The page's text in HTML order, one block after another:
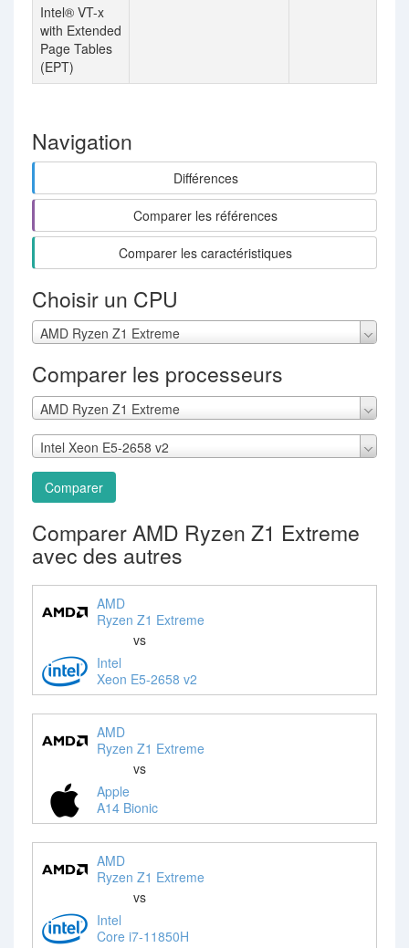
Intel® VT-x
with Extended
Page Tables
(EPT)
Navigation
Différences
Comparer les références
Comparer les caractéristiques
Choisir un CPU
AMD Ryzen Z1 Extreme
Comparer les processeurs
AMD Ryzen Z1 Extreme
Intel Xeon E5-2658 v2
Comparer
Comparer AMD Ryzen Z1 Extreme
avec des autres
AMD
Ryzen Z1 Extreme
vs
Intel
Xeon E5-2658 v2
AMD
Ryzen Z1 Extreme
vs
Apple
A14 Bionic
AMD
Ryzen Z1 Extreme
vs
Intel
Core i7-11850H